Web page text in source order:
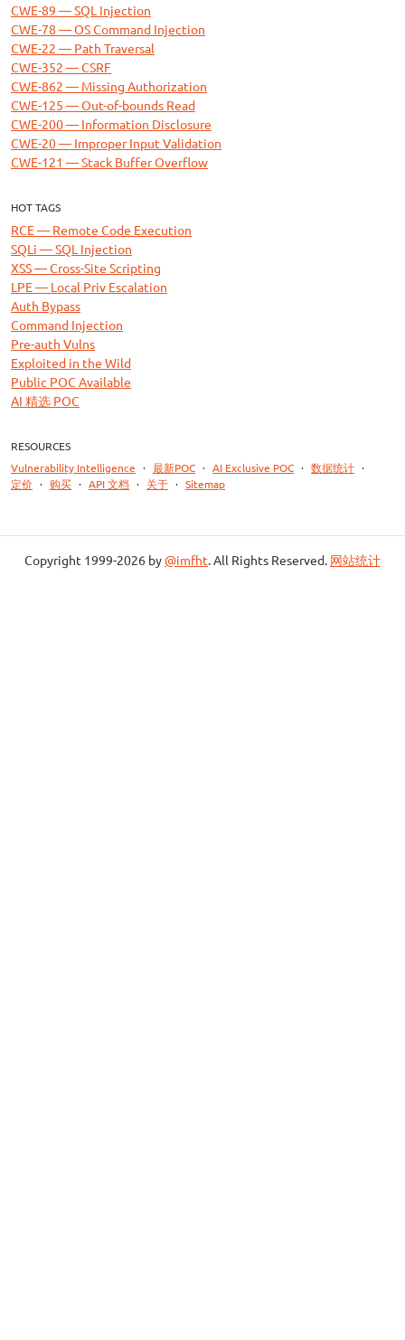
CWE-89 — SQL Injection
CWE-78 — OS Command Injection
CWE-22 — Path Traversal
CWE-352 — CSRF
CWE-862 — Missing Authorization
CWE-125 — Out-of-bounds Read
CWE-200 — Information Disclosure
CWE-20 — Improper Input Validation
CWE-121 — Stack Buffer Overflow
HOT TAGS
RCE — Remote Code Execution
SQLi — SQL Injection
XSS — Cross-Site Scripting
LPE — Local Priv Escalation
Auth Bypass
Command Injection
Pre-auth Vulns
Exploited in the Wild
Public POC Available
AI 精选 POC
RESOURCES
Vulnerability Intelligence · 最新POC · AI Exclusive POC · 数据统计 ·
定价 · 购买 · API 文档 · 关于 · Sitemap
Copyright 1999-2026 by @imfht. All Rights Reserved. 网站统计